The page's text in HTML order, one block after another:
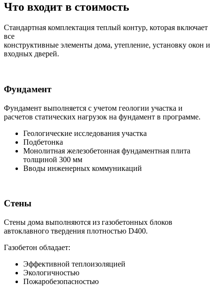
Что входит в стоимость
Стандартная комплектация теплый контур, которая включает
все
конструктивные элементы дома, утепление, установку окон и
входных дверей.
Фундамент
Фундамент выполняется с учетом геологии участка и
расчетов статических нагрузок на фундамент в программе.
Геологические исследования участка
Подбетонка
Монолитная железобетонная фундаментная плита
толщиной 300 мм
Вводы инженерных коммуникаций
Стены
Стены дома выполняются из газобетонных блоков
автоклавного твердения плотностью D400.
Газобетон обладает:
Эффективной теплоизоляцией
Экологичностью
Пожаробезопасностью